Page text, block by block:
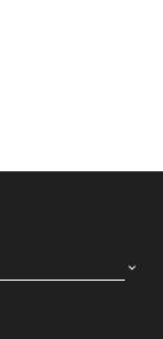
